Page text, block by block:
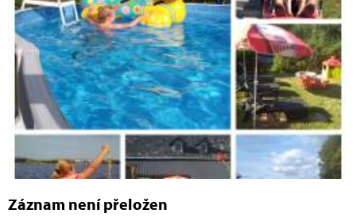
Záznam není přeložen